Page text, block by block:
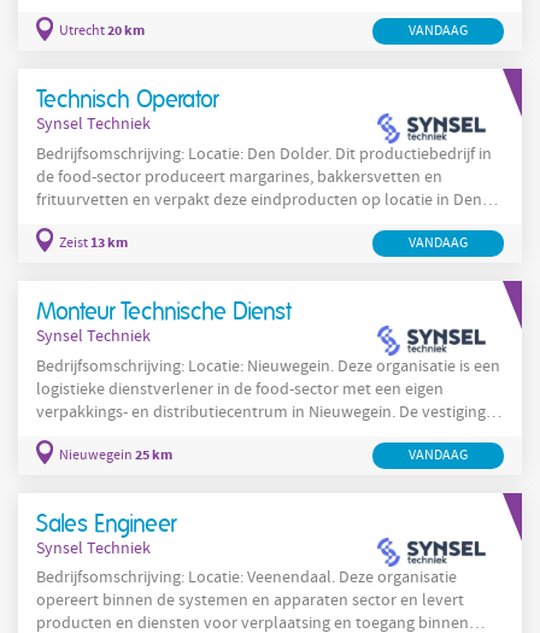
zoekt! Jouw werkplek Werken in de horeca, maar dan op jouw
de volgende
Utrecht20 km VANDAAG
Technisch Operator
Synsel Techniek
Bedrijfsomschrijving: Locatie: Den Dolder. Dit productiebedrijf in
de food-sector produceert margarines, bakkersvetten en
frituurvetten en verpakt deze eindproducten op locatie in Den
Dolder. De werkzaamheden richten zich op overpakken en
verpakken van eindproducten waarbij lange verpakkingslijnen
casus aanzienlijk van lengte kunnen zijn en
Zeist13 km VANDAAG
Monteur Technische Dienst
Synsel Techniek
Bedrijfsomschrijving: Locatie: Nieuwegein. Deze organisatie is een
logistieke dienstverlener in de food-sector met een eigen
verpakkings- en distributiecentrum in Nieuwegein. De vestiging in
met meerdere productielijnen en magazijninstallaties. De locatie
batchgewijze verwerking en
Nieuwegein 25 km VANDAAG
Sales Engineer
Synsel Techniek
Bedrijfsomschrijving: Locatie: Veenendaal. Deze organisatie
opereert binnen de systemen en apparaten sector en levert
producten en diensten voor verplaatsing en toegang binnen